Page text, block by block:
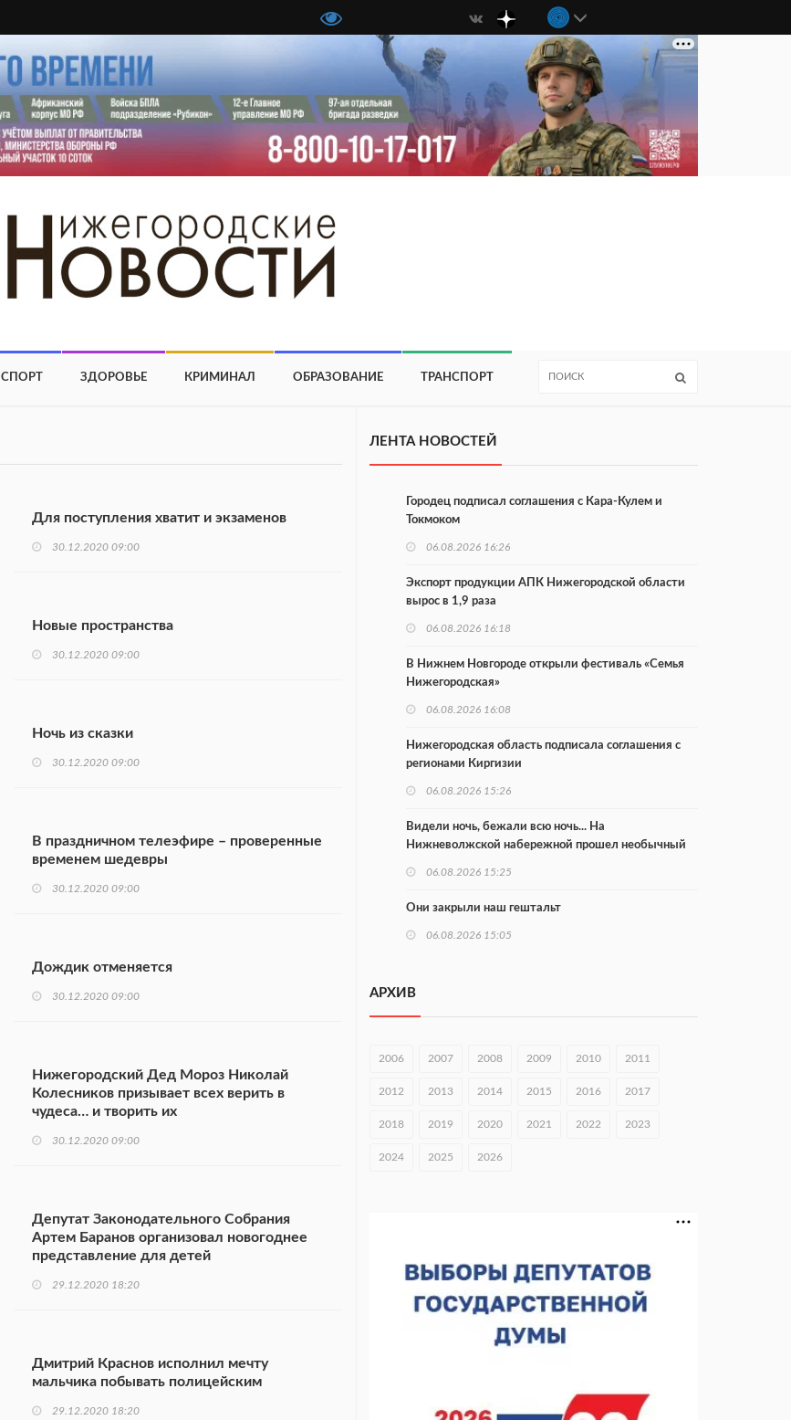
СПОРТ ЗДОРОВЬЕ КРИМИНАЛ ОБРАЗОВАНИЕ ТРАНСПОРТ
Для поступления хватит и экзаменов
30.12.2020 09:00
Новые пространства
30.12.2020 09:00
Ночь из сказки
30.12.2020 09:00
В праздничном телеэфире – проверенные
временем шедевры
30.12.2020 09:00
Дождик отменяется
30.12.2020 09:00
Нижегородский Дед Мороз Николай
Колесников призывает всех верить в
чудеса… и творить их
30.12.2020 09:00
Депутат Законодательного Собрания
Артем Баранов организовал новогоднее
представление для детей
29.12.2020 18:20
Дмитрий Краснов исполнил мечту
мальчика побывать полицейским
29.12.2020 18:20
ЛЕНТА НОВОСТЕЙ
Городец подписал соглашения с Кара-Кулем и
Токмоком
06.08.2026 16:26
Экспорт продукции АПК Нижегородской области
вырос в 1,9 раза
06.08.2026 16:18
В Нижнем Новгороде открыли фестиваль «Семья
Нижегородская»
06.08.2026 16:08
Нижегородская область подписала соглашения с
регионами Киргизии
06.08.2026 15:26
Видели ночь, бежали всю ночь... На
Нижневолжской набережной прошел необычный
06.08.2026 15:25
Они закрыли наш гештальт
06.08.2026 15:05
операцию на щитовидной железе
06.08.2026 15:03
Более 30 нижегородцев прошли обучение для
06.08.2026 14:46
50 км/ч
06.08.2026 14:35
ФК «Нижний Новгород». Шильников и «Шинник»
АРХИВ
2006 2007 2008 2009 2010 2011
2012 2013 2014 2015 2016 2017
2018 2019 2020 2021 2022 2023
2024 2025 2026